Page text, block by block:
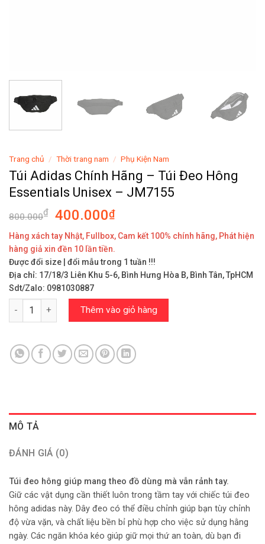
Trang chủ / Thời trang nam / Phụ Kiện Nam
Túi Adidas Chính Hãng – Túi Đeo Hông
Essentials Unisex – JM7155
800.000₫ 400.000₫
Hàng xách tay Nhật, Fullbox, Cam kết 100% chính hãng, Phát hiện
hàng giả xin đền 10 lần tiền.
Được đổi size | đổi mẫu trong 1 tuần !!!
Địa chỉ: 17/18/3 Liên Khu 5-6, Bình Hưng Hòa B, Bình Tân, TpHCM
Sdt/Zalo: 0981030887
Túi Adidas Chính Hãng - Túi Đeo Hông Essentials Unisex -
Thêm vào giỏ hàng
MÔ TẢ
ĐÁNH GIÁ (0)
Túi đeo hông giúp mang theo đồ dùng mà vẫn rảnh tay.
Giữ các vật dụng cần thiết luôn trong tầm tay với chiếc túi đeo
hông adidas này. Dây đeo có thể điều chỉnh giúp bạn tùy chỉnh
độ vừa vặn, và chất liệu bền bỉ phù hợp cho việc sử dụng hằng
ngày. Các ngăn khóa kéo giúp giữ mọi thứ an toàn, dù bạn đi